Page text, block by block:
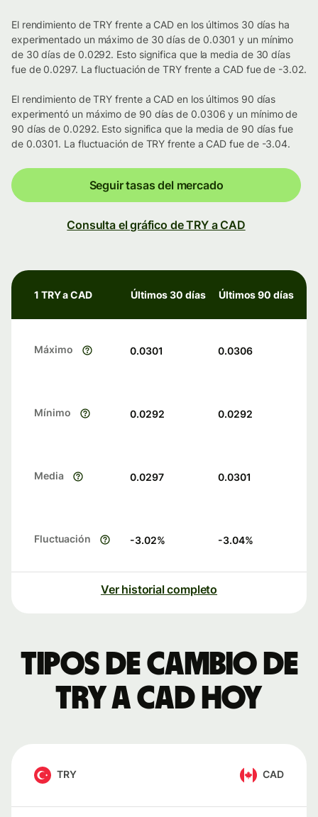
El rendimiento de TRY frente a CAD en los últimos 30 días ha
experimentado un máximo de 30 días de 0.0301 y un mínimo
de 30 días de 0.0292. Esto significa que la media de 30 días
fue de 0.0297. La fluctuación de TRY frente a CAD fue de -3.02.
El rendimiento de TRY frente a CAD en los últimos 90 días
experimentó un máximo de 90 días de 0.0306 y un mínimo de
90 días de 0.0292. Esto significa que la media de 90 días fue
de 0.0301. La fluctuación de TRY frente a CAD fue de -3.04.
Seguir tasas del mercado
Consulta el gráfico de TRY a CAD
1 TRY a CAD Últimos 30 días Últimos 90 días
Máximo 0.0301 0.0306
Mínimo 0.0292 0.0292
Media 0.0297 0.0301
Fluctuación -3.02% -3.04%
Ver historial completo
Tipos de cambio de
TRY a CAD hoy
TRY CAD